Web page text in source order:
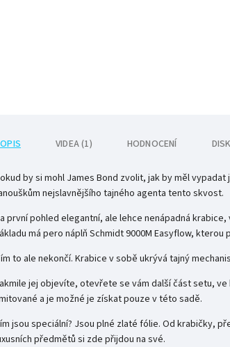
VIDEA (1) HODNOCENÍ
by si mohl James Bond zvolit, jak by měl
nejslavnějšího tajného agenta tento skvost.
první pohled elegantní, ale lehce nenápadná
má pero náplň Schmidt 9000M Easyflow, kterou
to ale nekončí. Krabice v sobě ukrývá tajný
jej objevíte, otevřete se vám další část setu,
a je možné je získat pouze v této sadě.
jsou speciální? Jsou plné zlaté fólie. Od krabičky,
předmětů si zde přijdou na své.